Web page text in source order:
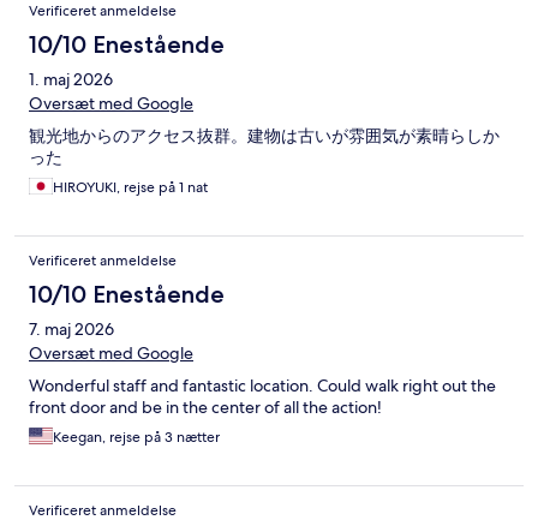
Verificeret anmeldelse
10/10 Enestående
1. maj 2026
Oversæt med Google
観光地からのアクセス抜群。建物は古いが雰囲気が素晴らしか
った
HIROYUKI, rejse på 1 nat
Verificeret anmeldelse
10/10 Enestående
7. maj 2026
Oversæt med Google
Wonderful staff and fantastic location. Could walk right out the
front door and be in the center of all the action!
Keegan, rejse på 3 nætter
Verificeret anmeldelse